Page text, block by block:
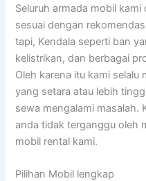
Seluruh armada mobil
sesuai dengan
tapi, Kendala seperti ban
kelistrikan, dan berbagai
Oleh karena itu kami
yang setara atau lebih
sewa mengalami masalah.
anda tidak terganggu oleh
mobil rental kami.
Pilihan Mobil lengkap